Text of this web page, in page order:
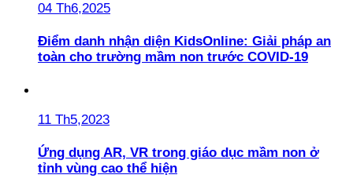
04 Th6,2025
Điểm danh nhận diện KidsOnline: Giải pháp an
toàn cho trường mầm non trước COVID-19
11 Th5,2023
Ứng dụng AR, VR trong giáo dục mầm non ở
tỉnh vùng cao thể hiện